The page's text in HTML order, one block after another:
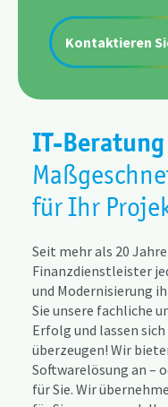
Kontaktieren
IT-Beratung
für Ihr
Seit mehr als 20
Finanzdienstleister
und Modernisierung
Sie unsere fachliche
Erfolg und lassen
überzeugen! Wir
Softwarelösung an –
für Sie. Wir